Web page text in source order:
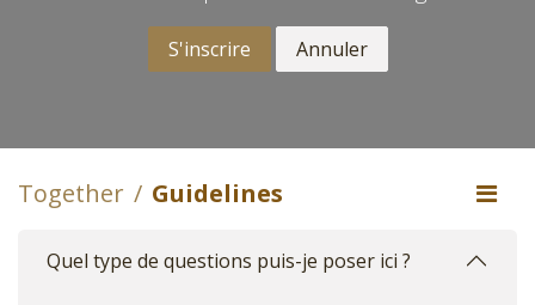
S'inscrire Annuler
Together Guidelines
Quel type de questions puis-je poser ici ?